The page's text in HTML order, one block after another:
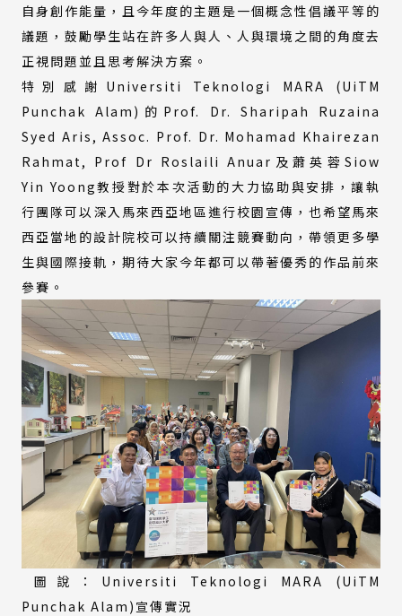
自身創作能量，且今年度的主題是一個概念性倡議平等的
議題，鼓勵學生站在許多人與人、人與環境之間的角度去
正視問題並且思考解決方案。
特別感謝Universiti Teknologi MARA (UiTM
Punchak Alam)的Prof. Dr. Sharipah Ruzaina
Syed Aris, Assoc. Prof. Dr. Mohamad Khairezan
Rahmat, Prof Dr Roslaili Anuar及蕭英蓉Siow
Yin Yoong教授對於本次活動的大力協助與安排，讓執
行團隊可以深入馬來西亞地區進行校園宣傳，也希望馬來
西亞當地的設計院校可以持續關注競賽動向，帶領更多學
生與國際接軌，期待大家今年都可以帶著優秀的作品前來
參賽。
圖說：Universiti Teknologi MARA (UiTM
Punchak Alam)宣傳實況